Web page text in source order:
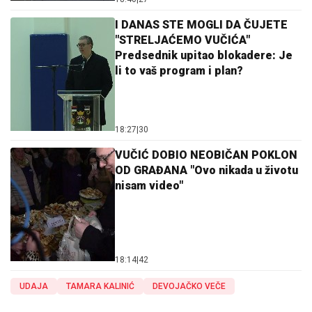
I DANAS STE MOGLI DA ČUJETE
"STRELJAĆEMO VUČIĆA"
Predsednik upitao blokadere: Je
li to vaš program i plan?
18:27|30
VUČIĆ DOBIO NEOBIČAN POKLON
OD GRAĐANA "Ovo nikada u životu
nisam video"
18:14|42
UDAJA TAMARA KALINIĆ DEVOJAČKO VEČE